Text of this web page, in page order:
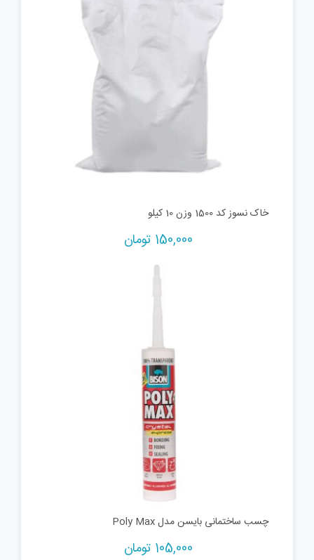
خاک نسوز کد 1500 وزن 10 کیلو
150,000 تومان
چسب ساختمانی بایسن مدل Poly Max
105,000 تومان